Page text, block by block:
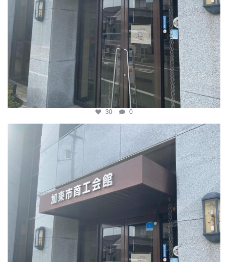
30 0
katosci